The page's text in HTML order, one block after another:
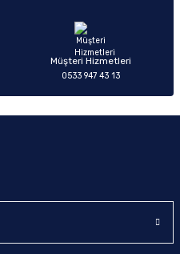
Müşteri Hizmetleri
0533 947 43 13